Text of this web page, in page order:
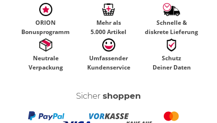
ORION
Bonusprogramm
Mehr als
5.000 Artikel
Schnelle &
diskrete Lieferung
Neutrale
Verpackung
Umfassender
Kundenservice
Schutz
Deiner Daten
Sicher shoppen